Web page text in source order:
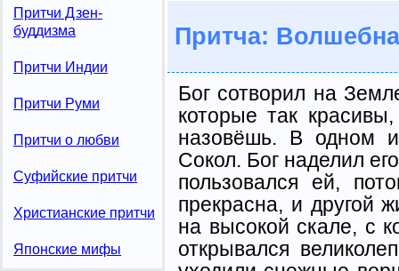
Притчи Дзен-
буддизма
Притчи Индии
Притчи Руми
Притчи о любви
Суфийские притчи
Христианские притчи
Японские мифы
Притча:
Бог сотворил на
которые так
назовёшь. В одном
Сокол. Бог наделил
пользовался ей,
прекрасна, и другой
на высокой скале, с
открывался